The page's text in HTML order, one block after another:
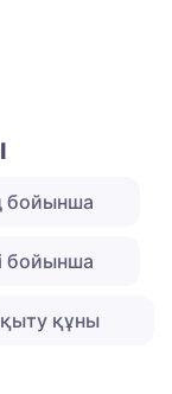
бойынша
бойынша
құны